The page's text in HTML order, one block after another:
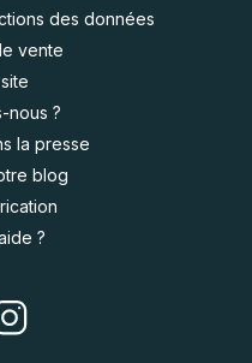
des données
vente
nous ?
la presse
blog
?